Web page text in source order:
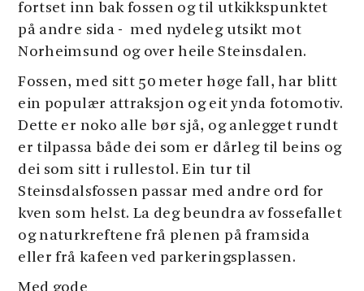
fortset inn bak fossen og til utkikkspunktet
på andre sida - med nydeleg utsikt mot
Norheimsund og over heile Steinsdalen.
Fossen, med sitt 50 meter høge fall, har blitt
ein populær attraksjon og eit ynda fotomotiv.
Dette er noko alle bør sjå, og anlegget rundt
er tilpassa både dei som er dårleg til beins og
dei som sitt i rullestol. Ein tur til
Steinsdalsfossen passar med andre ord for
kven som helst. La deg beundra av fossefallet
og naturkreftene frå plenen på framsida
eller frå kafeen ved parkeringsplassen.